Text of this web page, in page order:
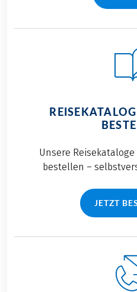
Unsere
bestellen –
JETZT